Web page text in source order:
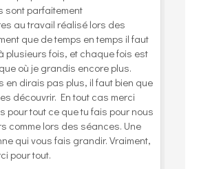
sont parfaitement
au travail réalisé lors des
que de temps en temps il faut
plusieurs fois, et chaque fois est
où je grandis encore plus.
en dirais pas plus, il faut bien que
découvrir. En tout cas merci
pour tout ce que tu fais pour nous
comme lors des séances. Une
qui vous fais grandir. Vraiment,
pour tout.